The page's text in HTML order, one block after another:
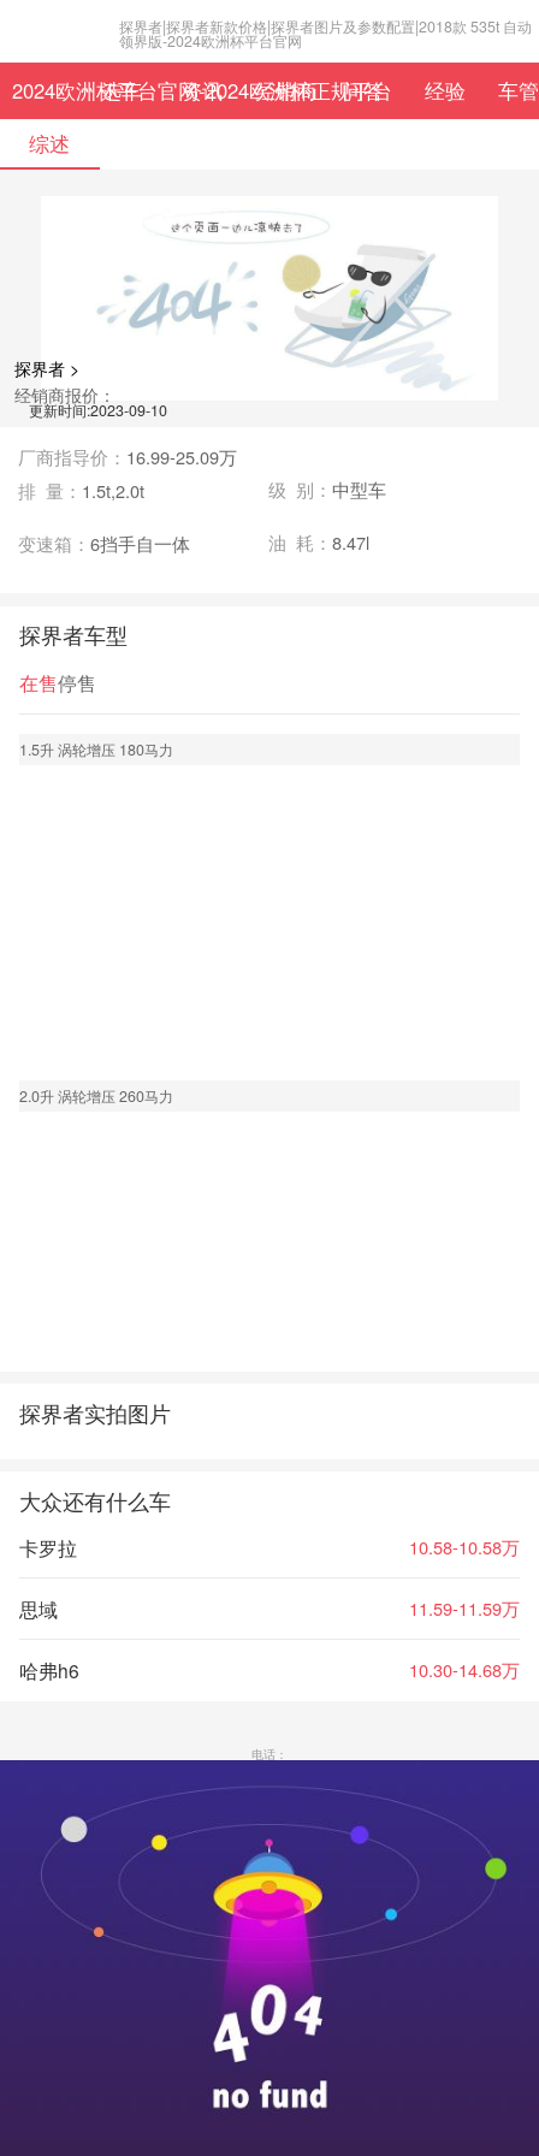
探界者|探界者新款价格|探界者图片及参数配置|2018款 535t 自动
领界版-2024欧洲杯平台官网
2024欧洲杯平台官网-2024欧洲杯正规平台
选车 资讯 经销商 问答 经验
车
综述
探界者 >
经销商报价：
更新时间:2023-09-10
厂商指导价： 16.99-25.09万
排 量： 1.5t,2.0t 级 别： 中型车
变速箱： 6挡手自一体 油 耗： 8.47l
探界者车型
在售停售
1.5升 涡轮增压 180马力
2.0升 涡轮增压 260马力
探界者实拍图片
大众还有什么车
卡罗拉 10.58-10.58万
思域 11.59-11.59万
哈弗h6 10.30-14.68万
电话：